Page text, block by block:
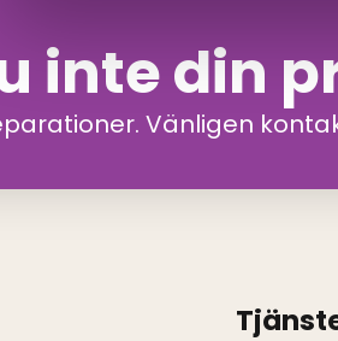
inte din
Vänligen